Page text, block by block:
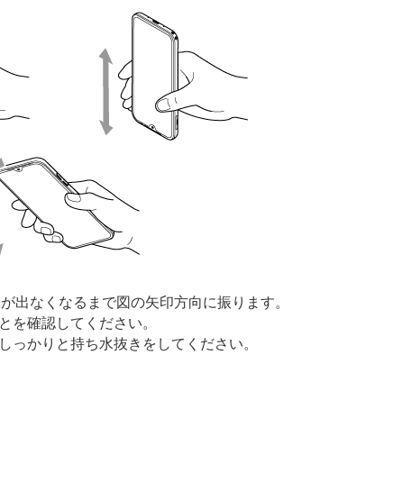
出なくなるまで図の矢印方向に振ります。
を確認してください。
っかりと持ち水抜きをしてください。